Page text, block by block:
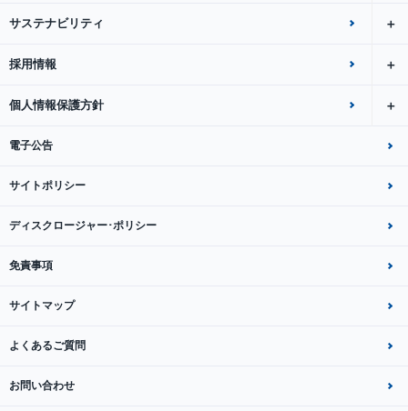
サステナビリティ
採用情報
個人情報保護方針
電子公告
サイトポリシー
ディスクロージャー･ポリシー
免責事項
サイトマップ
よくあるご質問
お問い合わせ